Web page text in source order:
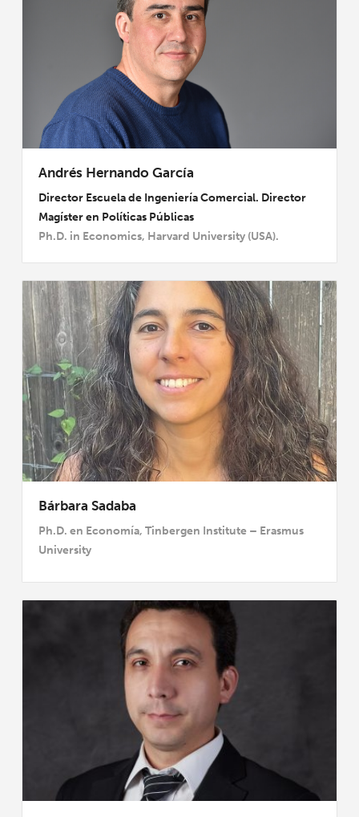
Andrés Hernando García
Director Escuela de Ingeniería Comercial. Director
Magíster en Políticas Públicas
Ph.D. in Economics, Harvard University (USA).
Bárbara Sadaba
Ph.D. en Economía, Tinbergen Institute – Erasmus
University